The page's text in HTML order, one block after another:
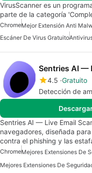
VirusScanner es un
parte de la categoría
Chrome
Escáner De Virus Gratuito
Sentries AI —
4.5 Gratuito
Detección de
Sentries AI — Live Email
navegadores, diseñada
contra el phishing y las
Chrome